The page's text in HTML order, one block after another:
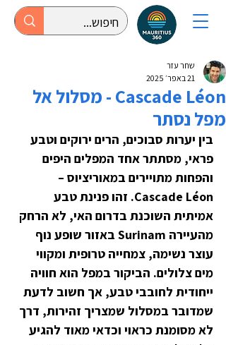
Cascade Léon - מסלול אל
מפל נסתר
שחר עזר
21 באפר׳ 2025
בין יערות סבוכים, הרים ירוקים וטבע
פראי, מסתתר אחד המפלים היפים
והפחות מתויירים במאוריציוס –
Cascade Léon. זהו פנינת טבע
אמיתית השוכנת בדרום האי, לא הרחק
מהעיירה Surinam באזור שופע נוף
עוצר נשימה, צמחייה טרופית ומקווי
מים צלולים. הביקור במפל הוא חוויה
ייחודית לחובבי טבע, אך חשוב לדעת
שמדובר במסלול שמצריך זהירות, דרך
לא מסומנת כראוי וכדאי מאוד להגיע